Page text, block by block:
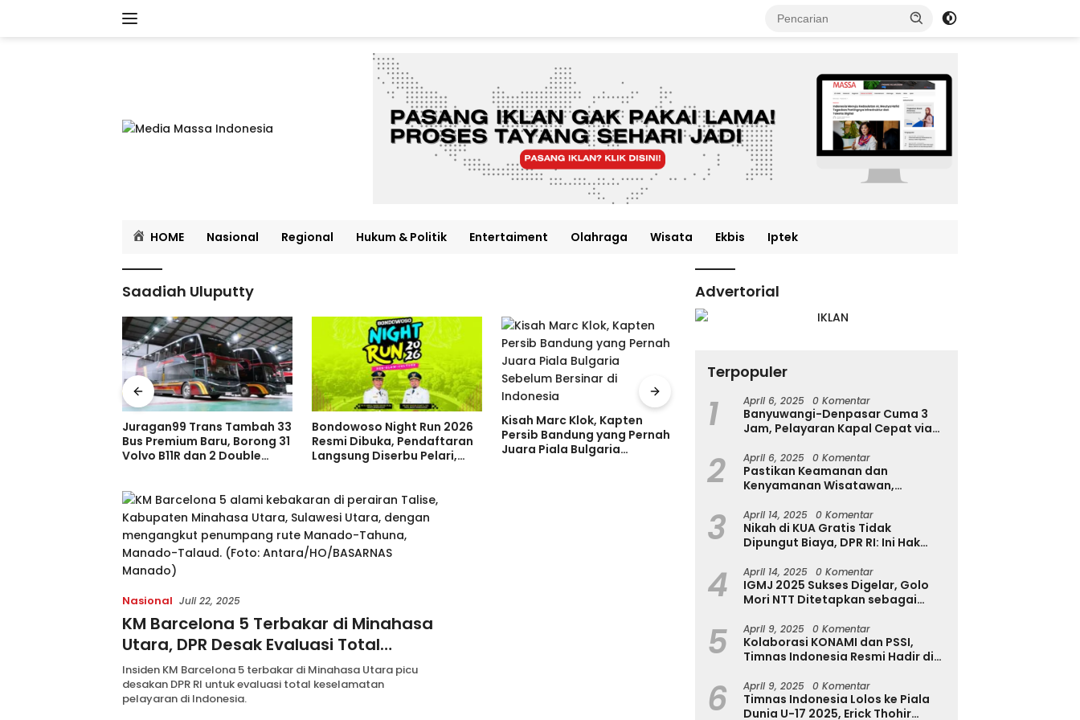
HOME Nasional Regional Hukum & Politik Entertaiment Olahraga Wisata Ekbis Iptek
Saadiah Uluputty
Bondowoso Night Run 2026
Resmi Dibuka, Pendaftaran
Langsung Diserbu Pelari,
Kisah Marc Klok, Kapten
Persib Bandung yang Pernah
Juara Piala Bulgaria
Sebelum Bersinar di
Levner Consulting Dampingi
Perusahaan Indonesia
Perkuat Tata Kelola melalui
Rumah Diserang Rayap
Tanda Awalnya Sebelum
Kerusakan Makin Parah
Tekan Kecanduan Gadget,
3S untuk Pelajar
Nasional Juli 22, 2025
KM Barcelona 5 Terbakar di Minahasa
Utara, DPR Desak Evaluasi Total
Keselamatan Transportasi Laut
Insiden KM Barcelona 5 terbakar di Minahasa Utara picu
desakan DPR RI untuk evaluasi total keselamatan
pelayaran di Indonesia.
Advertorial
Terpopuler
1 April 6, 2025 0 Komentar
Banyuwangi-Denpasar Cuma 3
Jam, Pelayaran Kapal Cepat via
Denpasar Segera Dibuka
2 April 6, 2025 0 Komentar
Pastikan Keamanan dan
Kenyamanan Wisatawan,
Tinjau Destinasi Wisata
3 April 14, 2025 0 Komentar
Nikah di KUA Gratis Tidak
Dipungut Biaya, DPR RI: Ini Hak
4 April 14, 2025 0 Komentar
IGMJ 2025 Sukses Digelar, Golo
Mori NTT Ditetapkan sebagai
5 April 9, 2025 0 Komentar
Kolaborasi KONAMI dan PSSI,
Timnas Indonesia Resmi Hadir di
6 April 9, 2025 0 Komentar
Timnas Indonesia Lolos ke Piala
Dunia U-17 2025, Erick Thohir